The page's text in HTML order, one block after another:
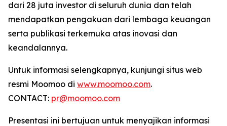
dari 28 juta investor di seluruh dunia dan telah
mendapatkan pengakuan dari lembaga keuangan
serta publikasi terkemuka atas inovasi dan
keandalannya.
Untuk informasi selengkapnya, kunjungi situs web
resmi Moomoo di www.moomoo.com.
CONTACT: pr@moomoo.com
Presentasi ini bertujuan untuk menyajikan informasi